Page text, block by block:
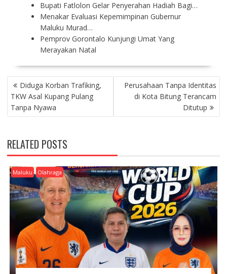
Bupati Fatlolon Gelar Penyerahan Hadiah Bagi…
Menakar Evaluasi Kepemimpinan Gubernur
Maluku Murad…
Pemprov Gorontalo Kunjungi Umat Yang
Merayakan Natal
P
O
S
T
A
V
I
G
A
T
O
Diduga Korban Trafiking,
TKW Asal Kupang Pulang
Tanpa Nyawa
Perusahaan Tanpa Identitas
di Kota Bitung Terancam
Ditutup
RELATED POSTS
Maluku Olahraga